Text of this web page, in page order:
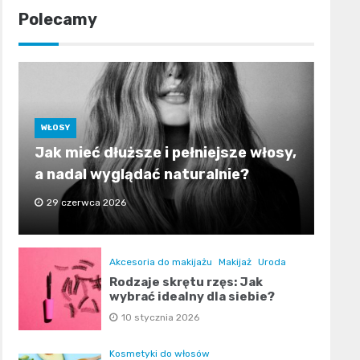
Polecamy
WŁOSY
Jak mieć dłuższe i pełniejsze włosy,
a nadal wyglądać naturalnie?
29 czerwca 2026
Akcesoria do makijażu Makijaż Uroda
Rodzaje skrętu rzęs: Jak
wybrać idealny dla siebie?
10 stycznia 2026
Kosmetyki do włosów